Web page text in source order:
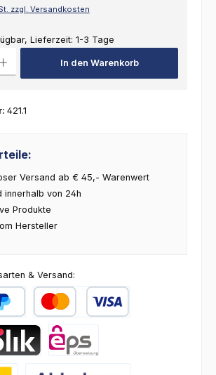
zzgl. Versandkosten
Lieferzeit: 1-3 Tage
In den Warenkorb
421.1
Versand ab € 45,- Warenwert
innerhalb von 24h
Produkte
Hersteller
& Versand:
BezahlenKredit- oder Debitkarte